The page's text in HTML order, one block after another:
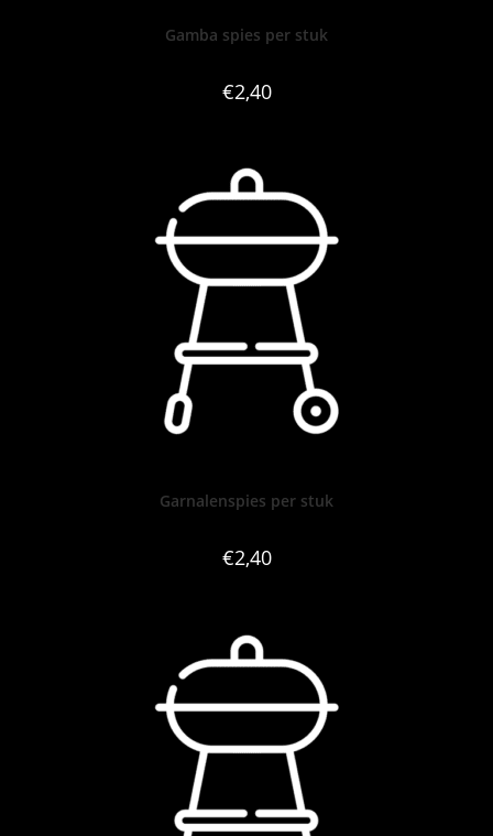
Gamba spies per stuk
€2,40
Garnalenspies per stuk
€2,40